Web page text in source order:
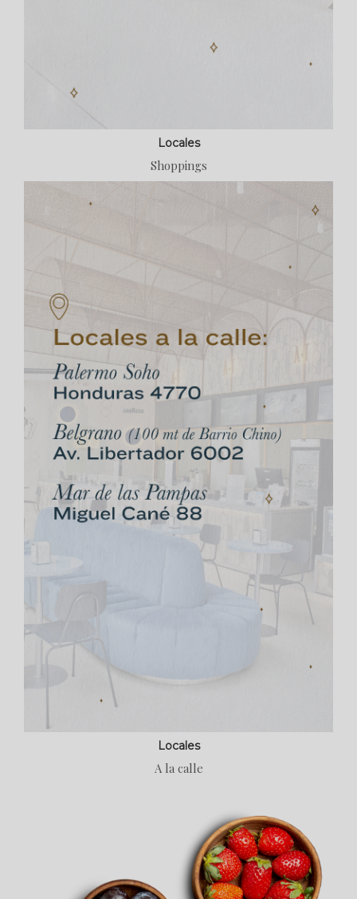
Locales
Shoppings
Locales
A la calle